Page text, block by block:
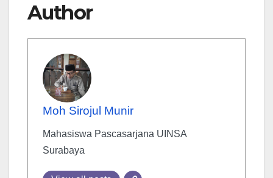
Author
Moh Sirojul Munir
Mahasiswa Pascasarjana UINSA
Surabaya